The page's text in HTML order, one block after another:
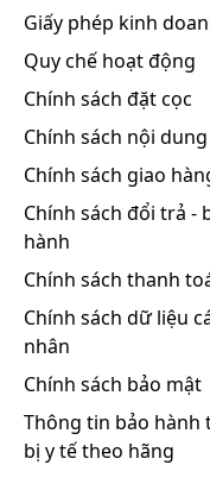
Giấy phép kinh
Quy chế hoạt động
Chính sách đặt cọc
Chính sách nội dung
Chính sách giao
Chính sách đổi trả -
hành
Chính sách thanh
Chính sách dữ liệu
nhân
Chính sách bảo mật
Thông tin bảo hành
bị y tế theo hãng